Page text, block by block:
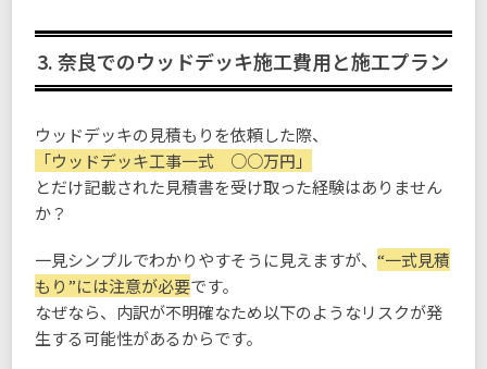
3. 奈良でのウッドデッキ施工費用と施工プラン
ウッドデッキの見積もりを依頼した際、
「ウッドデッキ工事一式 ○○万円」
とだけ記載された見積書を受け取った経験はありません
か？
一見シンプルでわかりやすそうに見えますが、“一式見積
もり”には注意が必要です。
なぜなら、内訳が不明確なため以下のようなリスクが発
生する可能性があるからです。